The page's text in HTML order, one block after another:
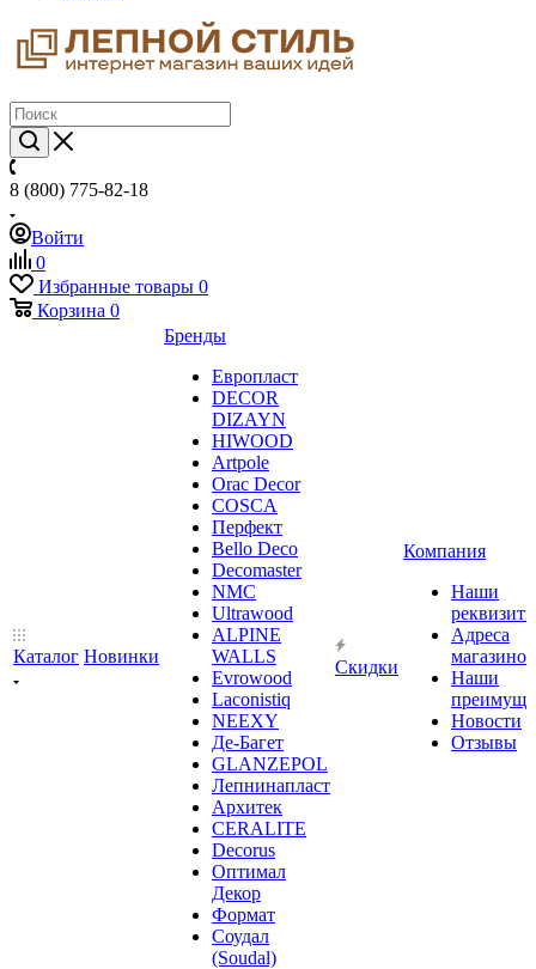
8 (800) 775-82-18
Войти
0
Избранные товары 0
Корзина 0
Каталог Новинки
Бренды
Европласт
DECOR
DIZAYN
HIWOOD
Artpole
Orac Decor
COSCA
Перфект
Bello Deco
Decomaster
NMС
Ultrawood
ALPINE
WALLS
Evrowood
Laconistiq
NEEXY
Де-Багет
GLANZEPOL
Лепнинапласт
Архитек
CERALITE
Decorus
Оптимал
Декор
Формат
Соудал
(Soudal)
Скидки
Компания
Наши
Адреса
магазинов
Наши
Новости
Отзывы